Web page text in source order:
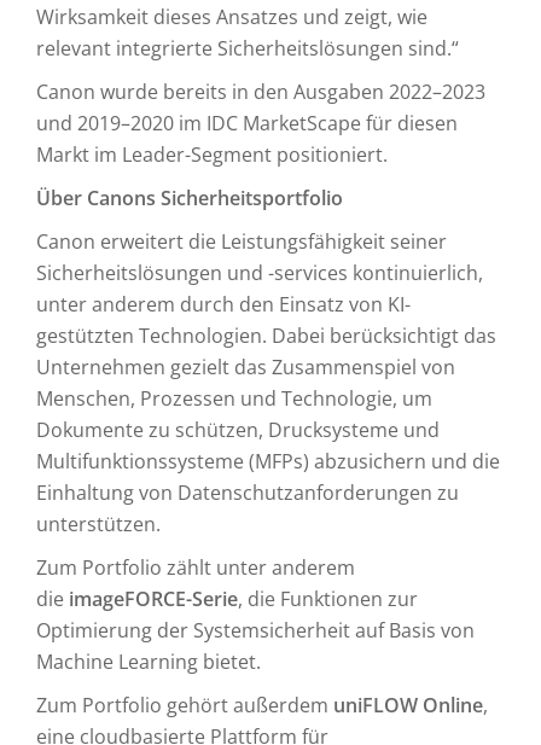
Wirksamkeit dieses Ansatzes und zeigt, wie
relevant integrierte Sicherheitslösungen sind.“
Canon wurde bereits in den Ausgaben 2022–2023
und 2019–2020 im IDC MarketScape für diesen
Markt im Leader-Segment positioniert.
Über Canons Sicherheitsportfolio
Canon erweitert die Leistungsfähigkeit seiner
Sicherheitslösungen und -services kontinuierlich,
unter anderem durch den Einsatz von KI-
gestützten Technologien. Dabei berücksichtigt das
Unternehmen gezielt das Zusammenspiel von
Menschen, Prozessen und Technologie, um
Dokumente zu schützen, Drucksysteme und
Multifunktionssysteme (MFPs) abzusichern und die
Einhaltung von Datenschutzanforderungen zu
unterstützen.
Zum Portfolio zählt unter anderem
die imageFORCE-Serie, die Funktionen zur
Optimierung der Systemsicherheit auf Basis von
Machine Learning bietet.
Zum Portfolio gehört außerdem uniFLOW Online,
eine cloudbasierte Plattform für